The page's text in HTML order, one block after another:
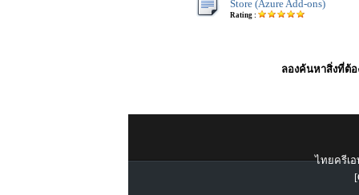
Store (Azure Add-ons)
Rating :
ลองค้นหาสิ่งที่ต้อ
ไทยครีเอ
[